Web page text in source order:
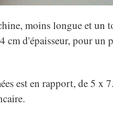
moins longue et un
d'épaisseur, pour un
est en rapport, de 5 x